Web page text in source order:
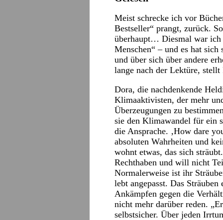
Meist schrecke ich vor
Bestseller“ prangt, zurück.
überhaupt… Diesmal war ich
Menschen“ – und es hat
und über sich über andere
lange nach der Lektüre, stellt
Dora, die nachdenkende
Klimaaktivisten, der mehr
Überzeugungen zu
sie den Klimawandel für ein
die Ansprache. ‚How dare
absoluten Wahrheiten und
wohnt etwas, das sich
Rechthaben und will nicht
Normalerweise ist ihr
lebt angepasst. Das
Ankämpfen gegen die
nicht mehr darüber reden.
selbstsicher. Über jeden